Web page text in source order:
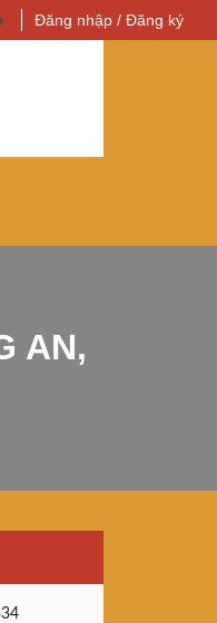
Đăng nhập / Đăng ký
AN,